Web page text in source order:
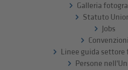
Galleria
Statuto
Jobs
Convenzioni
Linee guida settore
Persone